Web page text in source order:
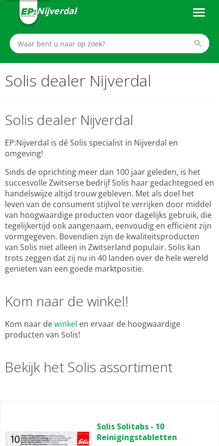
Nijverdal
Solis dealer Nijverdal
Solis dealer Nijverdal
EP:Nijverdal is dé Solis specialist in Nijverdal en
omgeving!
Sinds de oprichting meer dan 100 jaar geleden, is het
succesvolle Zwitserse bedrijf Solis haar gedachtegoed en
handelswijze altijd trouw gebleven. Met als doel het
leven van de consument stijlvol te verrijken door middel
van hoogwaardige producten voor dagelijks gebruik, die
tegelijkertijd ook aangenaam, eenvoudig en efficiënt zijn
vormgegeven. Bovendien zijn de kwaliteitsproducten
van Solis niet alleen in Zwitserland populair. Solis kan
trots zeggen dat zij nu in 40 landen over de hele wereld
genieten van een goede marktpositie.
Kom naar de winkel!
Kom naar dewinkel en ervaar de hoogwaardige
producten van Solis!
Bekijk het Solis assortiment
Solis Solitabs - 10
Reinigingstabletten